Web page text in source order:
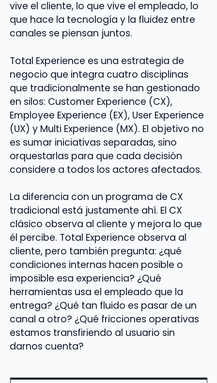
vive el cliente, lo que vive el empleado, lo
que hace la tecnología y la fluidez entre
canales se piensan juntos.
Total Experience es una estrategia de
negocio que integra cuatro disciplinas
que tradicionalmente se han gestionado
en silos: Customer Experience (CX),
Employee Experience (EX), User Experience
(UX) y Multi Experience (MX). El objetivo no
es sumar iniciativas separadas, sino
orquestarlas para que cada decisión
considere a todos los actores afectados.
La diferencia con un programa de CX
tradicional está justamente ahí. El CX
clásico observa al cliente y mejora lo que
él percibe. Total Experience observa al
cliente, pero también pregunta: ¿qué
condiciones internas hacen posible o
imposible esa experiencia? ¿Qué
herramientas usa el empleado que la
entrega? ¿Qué tan fluido es pasar de un
canal a otro? ¿Qué fricciones operativas
estamos transfiriendo al usuario sin
darnos cuenta?